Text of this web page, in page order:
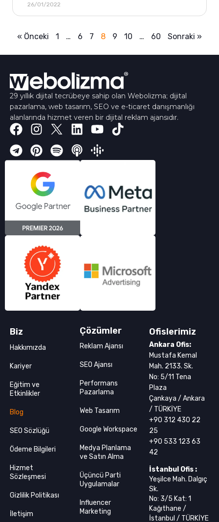
26/01/2022
« Önceki 1 … 6 7 8 9 10 … 60 Sonraki »
29 yıllık dijital tecrübeye sahip olan Webolizma; dijital
pazarlama, web tasarım, SEO ve e-ticaret danışmanlığı
alanlarında hizmet veren bir dijital reklam ajansıdır.
Biz
Hakkımızda
Kariyer
Eğitim ve
Etkinlikler
Blog
SEO Sözlüğü
Ödeme Bilgileri
Hizmet
Sözleşmesi
Gizlilik Politikası
İletişim
Çözümler
Reklam Ajansı
SEO Ajansı
Performans
Pazarlama
Web Tasarım
Google Workspace
Medya Planlama
ve Satın Alma
Üçüncü Parti
Uygulamalar
Influencer
Marketing
Ofislerimiz
Ankara Ofis:
Mustafa Kemal
Mah. 2133. Sk.
No: 5/11 Tena
Plaza
Çankaya / Ankara
/ TÜRKİYE
+90 312 430 22
25
+90 533 123 63
42
İstanbul Ofis :
Yeşilce Mah. Dalgıç
Sk.
No: 3/5 Kat: 1
Kağıthane /
İstanbul / TÜRKİYE